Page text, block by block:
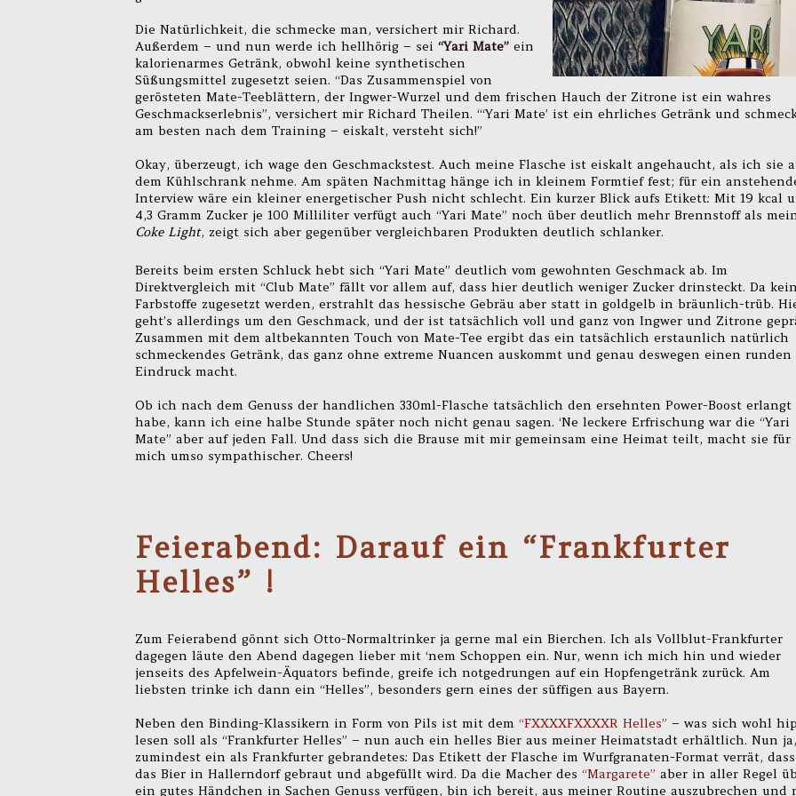
Die Natürlichkeit, die schmecke man, versichert mir Richard.
Außerdem – und nun werde ich hellhörig – sei “Yari Mate” ein
kalorienarmes Getränk, obwohl keine synthetischen
Süßungsmittel zugesetzt seien. “Das Zusammenspiel von
gerösteten Mate-Teeblättern, der Ingwer-Wurzel und dem frischen Hauch der Zitrone ist ein wahres
Geschmackserlebnis”, versichert mir Richard Theilen. “‘Yari Mate’ ist ein ehrliches Getränk und
am besten nach dem Training – eiskalt, versteht sich!”
Okay, überzeugt, ich wage den Geschmackstest. Auch meine Flasche ist eiskalt angehaucht, als ich sie
dem Kühlschrank nehme. Am späten Nachmittag hänge ich in kleinem Formtief fest; für ein
Interview wäre ein kleiner energetischer Push nicht schlecht. Ein kurzer Blick aufs Etikett: Mit 19 kcal
4,3 Gramm Zucker je 100 Milliliter verfügt auch “Yari Mate” noch über deutlich mehr Brennstoff als
Coke Light, zeigt sich aber gegenüber vergleichbaren Produkten deutlich schlanker.
Bereits beim ersten Schluck hebt sich “Yari Mate” deutlich vom gewohnten Geschmack ab. Im
Direktvergleich mit “Club Mate” fällt vor allem auf, dass hier deutlich weniger Zucker drinsteckt. Da
Farbstoffe zugesetzt werden, erstrahlt das hessische Gebräu aber statt in goldgelb in bräunlich-trüb.
geht’s allerdings um den Geschmack, und der ist tatsächlich voll und ganz von Ingwer und Zitrone
Zusammen mit dem altbekannten Touch von Mate-Tee ergibt das ein tatsächlich erstaunlich natürlich
schmeckendes Getränk, das ganz ohne extreme Nuancen auskommt und genau deswegen einen runden
Eindruck macht.
Ob ich nach dem Genuss der handlichen 330ml-Flasche tatsächlich den ersehnten Power-Boost erlangt
habe, kann ich eine halbe Stunde später noch nicht genau sagen. ‘Ne leckere Erfrischung war die “Yari
Mate” aber auf jeden Fall. Und dass sich die Brause mit mir gemeinsam eine Heimat teilt, macht sie für
mich umso sympathischer. Cheers!
Feierabend: Darauf ein “Frankfurter
Helles” !
Zum Feierabend gönnt sich Otto-Normaltrinker ja gerne mal ein Bierchen. Ich als Vollblut-Frankfurter
dagegen läute den Abend dagegen lieber mit ‘nem Schoppen ein. Nur, wenn ich mich hin und wieder
jenseits des Apfelwein-Äquators befinde, greife ich notgedrungen auf ein Hopfengetränk zurück. Am
liebsten trinke ich dann ein “Helles”, besonders gern eines der süffigen aus Bayern.
Neben den Binding-Klassikern in Form von Pils ist mit dem “FXXXXFXXXXR Helles” – was sich wohl
lesen soll als “Frankfurter Helles” – nun auch ein helles Bier aus meiner Heimatstadt erhältlich. Nun ja,
zumindest ein als Frankfurter gebrandetes: Das Etikett der Flasche im Wurfgranaten-Format verrät, dass
das Bier in Hallerndorf gebraut und abgefüllt wird. Da die Macher des “Margarete” aber in aller Regel
ein gutes Händchen in Sachen Genuss verfügen, bin ich bereit, aus meiner Routine auszubrechen und